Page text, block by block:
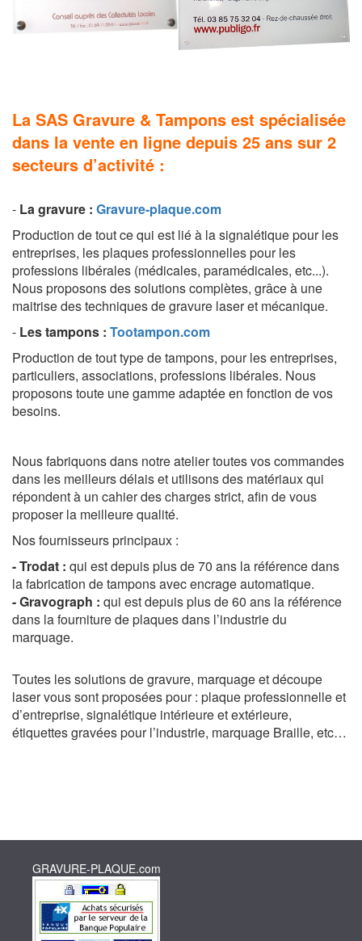
La SAS Gravure & Tampons est spécialisée
dans la vente en ligne depuis 25 ans sur 2
secteurs d’activité :
- La gravure : Gravure-plaque.com
Production de tout ce qui est lié à la signalétique pour les
entreprises, les plaques professionnelles pour les
professions libérales (médicales, paramédicales, etc...).
Nous proposons des solutions complètes, grâce à une
maitrise des techniques de gravure laser et mécanique.
- Les tampons : Tootampon.com
Production de tout type de tampons, pour les entreprises,
particuliers, associations, professions libérales. Nous
proposons toute une gamme adaptée en fonction de vos
besoins.
Nous fabriquons dans notre atelier toutes vos commandes
dans les meilleurs délais et utilisons des matériaux qui
répondent à un cahier des charges strict, afin de vous
proposer la meilleure qualité.
Nos fournisseurs principaux :
- Trodat : qui est depuis plus de 70 ans la référence dans
la fabrication de tampons avec encrage automatique.
- Gravograph : qui est depuis plus de 60 ans la référence
dans la fourniture de plaques dans l’industrie du
marquage.
Toutes les solutions de gravure, marquage et découpe
laser vous sont proposées pour : plaque professionnelle et
d’entreprise, signalétique intérieure et extérieure,
étiquettes gravées pour l’industrie, marquage Braille, etc…
GRAVURE-PLAQUE.com